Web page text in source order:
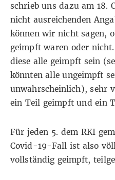
schrieb uns dazu am 18.
nicht ausreichenden
können wir nicht sagen,
geimpft waren oder
diese alle geimpft sein
könnten alle ungeimpft
unwahrscheinlich), sehr
ein Teil geimpft und ein
Für jeden 5. dem RKI
Covid-19-Fall ist also
vollständig geimpft,